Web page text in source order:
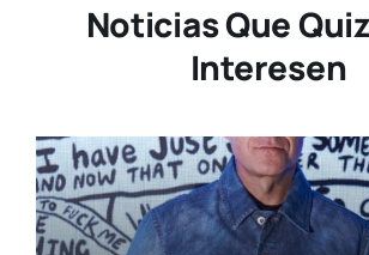
Noticias Que
Interesen